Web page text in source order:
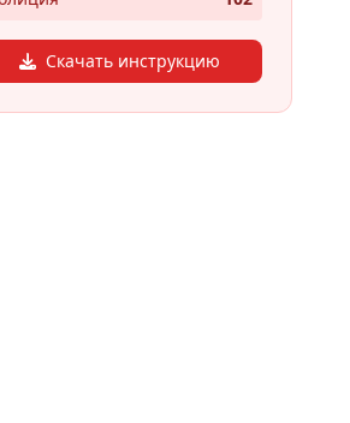
Скачать инструкцию